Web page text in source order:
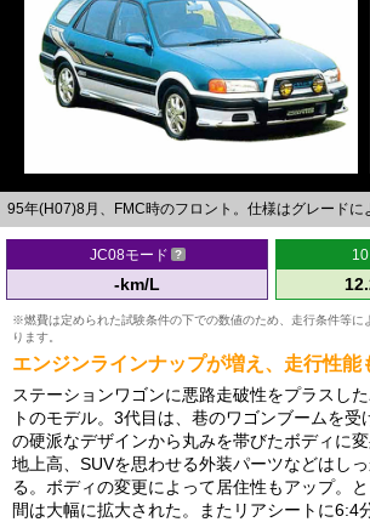
95年(H07)8月、FMC時のフロント。仕様はグレードに
JC08モード
-km/L
※燃費は定められた試験条件の下での数値のため、走行条件等に
ります。
エンジンラインナップが増え、走行性能
ステーションワゴンに悪路走破性をプラスし
トのモデル。3代目は、巷のワゴンブームを受
の硬派なデザインから丸みを帯びたボディに
地上高、SUVを思わせる外装パーツなどはし
る。ボディの変更によって居住性もアップ。
間は大幅に拡大された。またリアシートに6:4